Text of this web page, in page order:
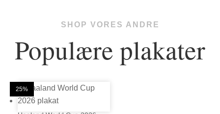
SHOP VORES ANDRE
Populære plakater
20%
20%
25%
25%
25%
25%
25%
25%
20%
25%
25%
25%